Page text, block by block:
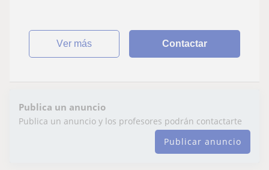
ver más Contactar
Publica un anuncio
Publica un anuncio y los profesores podrán contactarte
Publicar anuncio